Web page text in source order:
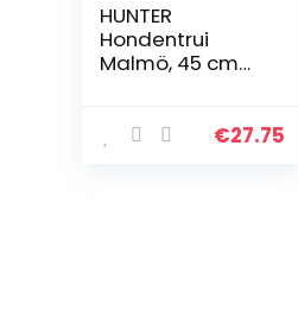
HUNTER
Hondentrui
Malmö, 45 cm
€27.75